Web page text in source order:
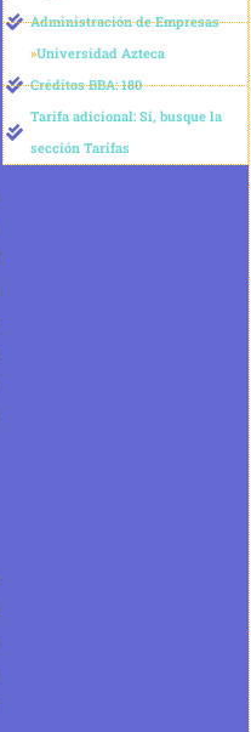
Administración de Empresas
»Universidad Azteca
Créditos BBA: 180
Tarifa adicional: Sí, busque la
sección Tarifas